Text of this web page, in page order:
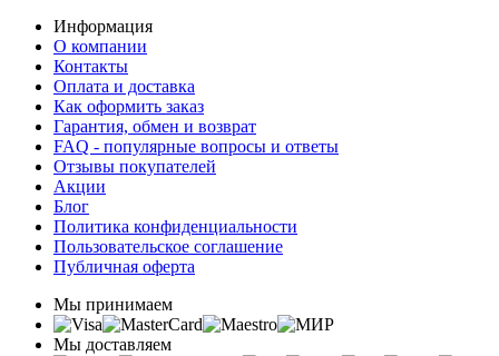
Информация
О компании
Контакты
Оплата и доставка
Как оформить заказ
Гарантия, обмен и возврат
FAQ - популярные вопросы и ответы
Отзывы покупателей
Акции
Блог
Политика конфиденциальности
Пользовательское соглашение
Публичная оферта
Мы принимаем
Мы доставляем